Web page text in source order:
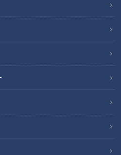
全国のドラ友と共有したい番組の
【2分48秒～】
ゴンズ」（毎週日曜日１２時５４
をみたコラム
ラ」を観られなかった全国のドラ